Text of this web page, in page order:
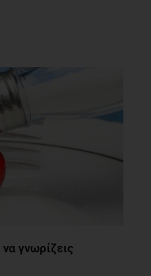
γνωρίζεις